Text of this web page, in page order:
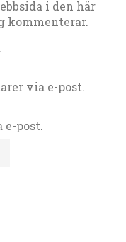
i den här
kommenterar.
via e-post.
post.